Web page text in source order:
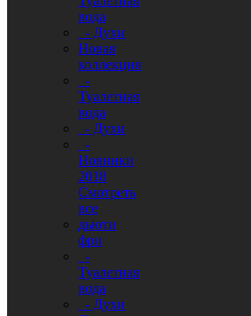
вода
- Духи
Новая
коллекция
-
Туалетная
вода
- Духи
-
Новинки
2018
Смотреть
все
дьюти
фри
-
Туалетная
вода
- Духи